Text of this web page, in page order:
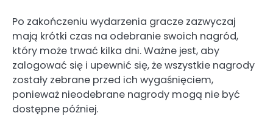
Po zakończeniu wydarzenia gracze zazwyczaj
mają krótki czas na odebranie swoich nagród,
który może trwać kilka dni. Ważne jest, aby
zalogować się i upewnić się, że wszystkie nagrody
zostały zebrane przed ich wygaśnięciem,
ponieważ nieodebrane nagrody mogą nie być
dostępne później.